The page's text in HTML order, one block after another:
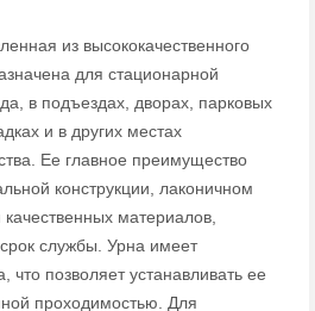
из высококачественного
для стационарной
в подъездах, дворах, парковых
и в других местах
Ее главное преимущество
конструкции, лаконичном
материалов,
службы. Урна имеет
что позволяет устанавливать ее
проходимостью. Для